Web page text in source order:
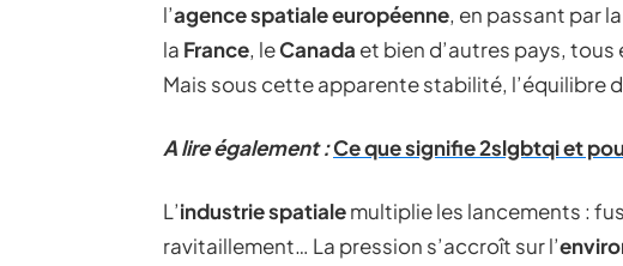
l’agence spatiale européenne, en passant par la
la France, leCanada et bien d’autres pays,
Mais sous cette apparente stabilité, l’équilibre
A lire également :Ce que signifie 2slgbtqi et
L’industrie spatialemultiplie les lancements :
ravitaillement… La pression s’accroît sur l’